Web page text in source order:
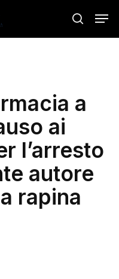
search
a
ai
l’arresto
autore
rapina